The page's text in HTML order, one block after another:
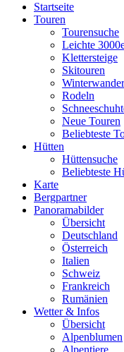
Startseite
Touren
Tourensuche
Leichte
Klettersteige
Skitouren
Rodeln
Neue Touren
Beliebteste
Hütten
Hüttensuche
Beliebteste
Karte
Bergpartner
Panoramabilder
Übersicht
Deutschland
Österreich
Italien
Schweiz
Frankreich
Rumänien
Wetter & Infos
Übersicht
Alpenblumen